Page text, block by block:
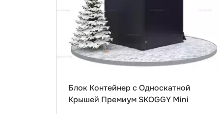
Блок Контейнер с Односкатной
Крышей Премиум SKOGGY Mini